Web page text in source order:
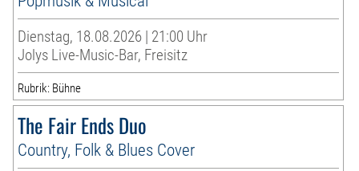
Dienstag, 18.08.2026 | 21:00 Uhr
Jolys Live-Music-Bar, Freisitz
Rubrik: Bühne
The Fair Ends Duo
Country, Folk & Blues Cover